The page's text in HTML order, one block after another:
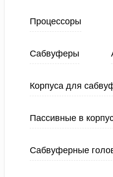
Процессоры
Сабвуферы
Корпуса для
Пассивные в
Сабвуферные